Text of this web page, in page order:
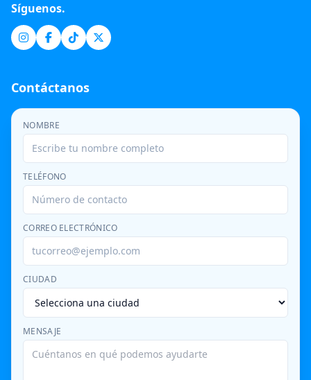
Síguenos.
Instagram
Facebook
TikTok
X
Contáctanos
NOMBRE
TELÉFONO
CORREO ELECTRÓNICO
CIUDAD
MENSAJE